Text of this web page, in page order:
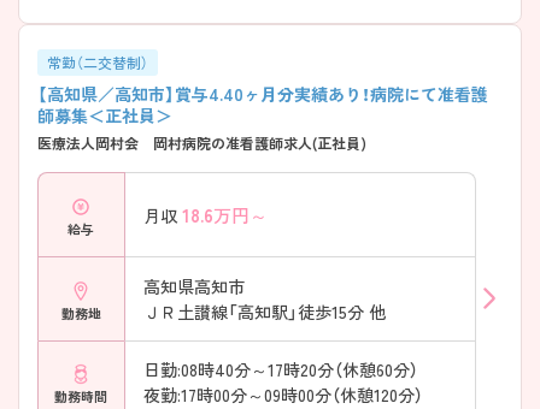
常勤（二交替制）
【高知県／高知市】賞与4.40ヶ月分実績あり！病院にて准看護
師募集＜正社員＞
医療法人岡村会 岡村病院の准看護師求人(正社員)
給与
月収 18.6万円～
勤務地
高知県高知市
ＪＲ土讃線「高知駅」徒歩15分 他
勤務時間
日勤:08時40分～17時20分（休憩60分）
夜勤:17時00分～09時00分（休憩120分）